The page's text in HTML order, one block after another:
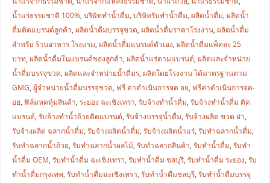
น้ำแร่ธรรมชาติ 100%, บริษัททำน้ำดื่ม, บริษัทรับทำน้ำดื่ม, ผลิตน้ำดื่ม, ผลิตน้ำ
ดื่มติดแบรนด์ลูกค้า, ผลิตน้ำดื่มบรรจุขวด, ผลิตน้ำดื่มราคาโรงงาน, ผลิตน้ำดื่ม
สำหรับ ร้านอาหาร โรงแรม, ผลิตน้ำดื่มแบรนด์ตัวเอง, ผลิตน้ำดื่มแพ็คละ 25
บาท, ผลิตน้ำดื่มในแบรนด์ของลูกค้า, ผลิตน้ำแร่ตามแบรนด์, ผลิตและจำหน่าย
น้ำดื่มบรรจุขวด, ผลิตและจำหน่ายน้ำดื่มร, ผลิตโดยโรงงาน ได้มาตรฐานตาม
GMG, ผู้จำหน่ายน้ำดื่มบรรจุขวด, ฟรี ค่าดำเนินการจด อย, ฟรีค่าดำเนินการจด-
อย, ฟิล์มหดหุ้มสินค้า, ระยอง ฉะเชิงเทรา, รับจ้างทำน้ำดื่ม, รับจ้างทำน้ำดื่ม ติด
แบรนด์, รับจ้างทำน้ำถ้วยติดแบรนด์, รับจ้างบรรจุน้ำดื่ม, รับจ้างผลิต ขวด ฝา,
รับจ้างผลิต ฉลากน้ำดื่ม, รับจ้างผลิตน้ำดื่ม, รับจ้างผลิตน้ำแร่, รับทำฉลากน้ำดื่ม,
รับทำฉลากน้ำถ้วย, รับทำฉลากน้ำผลไม้, รับทำฉลากสินค้า, รับทำน้ำดื่ม, รับทำ
น้ำดื่ม OEM, รับทำน้ำดื่ม ฉะเชิงเทรา, รับทำน้ำดื่ม ชลบุรี, รับทำน้ำดื่ม ระยอง, รับ
ทำน้ำดื่มกรุงเทพ, รับทำน้ำดื่มฉะเชิงเทรา, รับทำน้ำดื่มชลบุรี, รับทำน้ำดื่มบรรจุ